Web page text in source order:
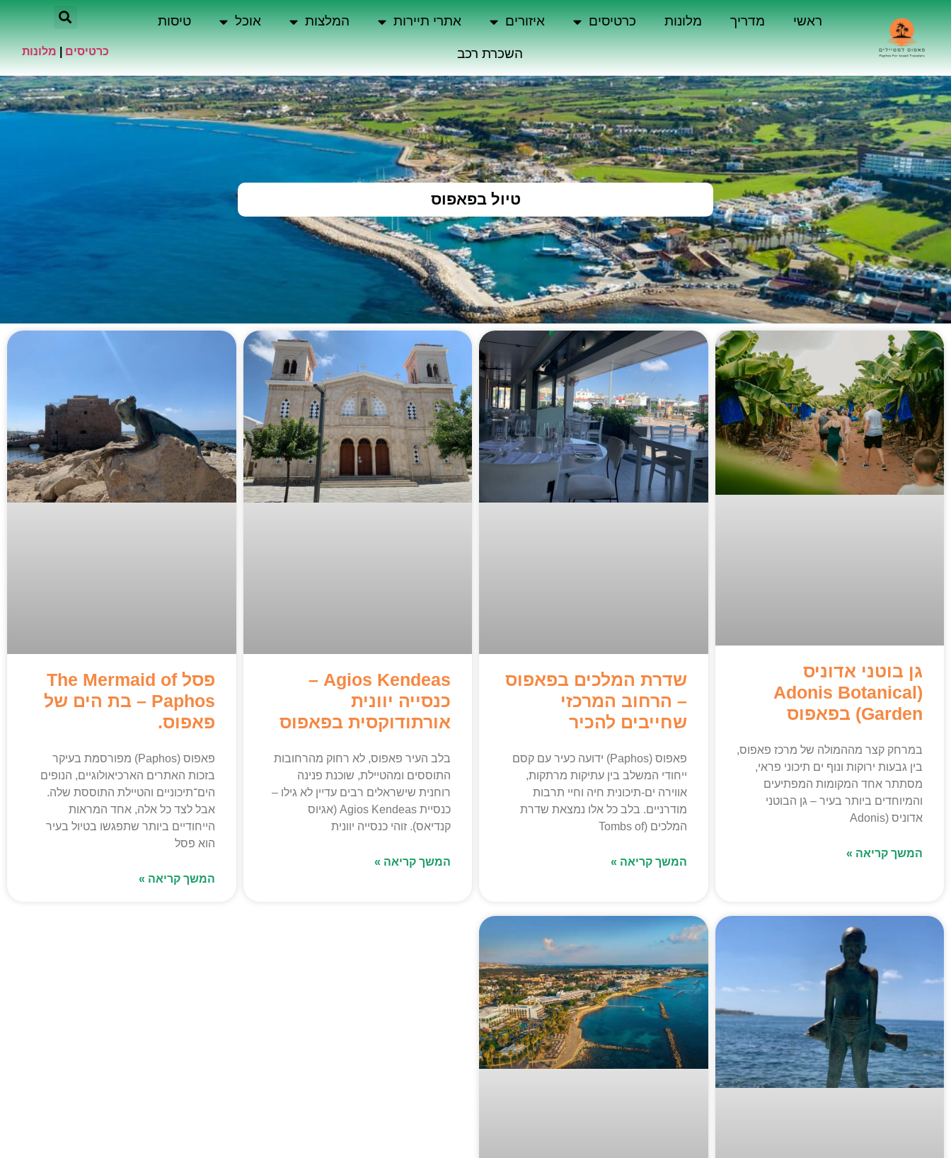
ראשי מדריך מלונות כרטיסים איזורים אתרי תיירות המלצות אוכל טיסות
השכרת רכב כרטיסים מלונות
טיול בפאפוס
גן בוטני אדוניס
(Adonis Botanical
Garden) בפאפוס
במרחק קצר מההמולה של מרכז פאפוס,
בין גבעות ירוקות ונוף ים תיכוני פראי,
מסתתר אחד המקומות המפתיעים
והמיוחדים ביותר בעיר – גן הבוטני
אדוניס (Adonis
המשך קריאה »
שדרת המלכים בפאפוס
– הרחוב המרכזי
שחייבים להכיר
פאפוס (Paphos) ידועה כעיר עם קסם
ייחודי המשלב בין עתיקות מרתקות,
אווירה ים-תיכונית חיה וחיי תרבות
מודרניים. בלב כל אלו נמצאת שדרת
המלכים (Tombs of
המשך קריאה »
Agios Kendeas –
כנסייה יוונית
אורתודוקסית בפאפוס
בלב העיר פאפוס, לא רחוק מהרחובות
התוססים ומהטיילת, שוכנת פנינה
רוחנית שישראלים רבים עדיין לא גילו –
כנסיית Agios Kendeas (אגיוס
קנדיאס). זוהי כנסייה יוונית
המשך קריאה »
פסל The Mermaid of
Paphos – בת הים של
פאפוס.
פאפוס (Paphos) מפורסמת בעיקר
בזכות האתרים הארכיאולוגיים, הנופים
הים־תיכוניים והטיילת התוססת שלה.
אבל לצד כל אלה, אחד המראות
הייחודיים ביותר שתפגשו בטיול בעיר
הוא פסל
המשך קריאה »